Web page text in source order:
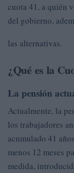
cuota 41, a quién
del gobierno,
las alternativas.
¿Qué es la
La pensión
Actualmente, la
los trabajadores
acumulado 41
menos 12 meses
medida,